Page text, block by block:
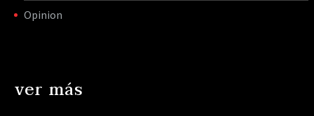
Opinion
ver más